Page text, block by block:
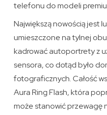
telefonu do modeli
Największą nowością jest
umieszczone na tylnej
kadrować autoportrety z
sensora, co dotąd było
fotograficznych. Całość
Aura Ring Flash, która
może stanowić przewagę